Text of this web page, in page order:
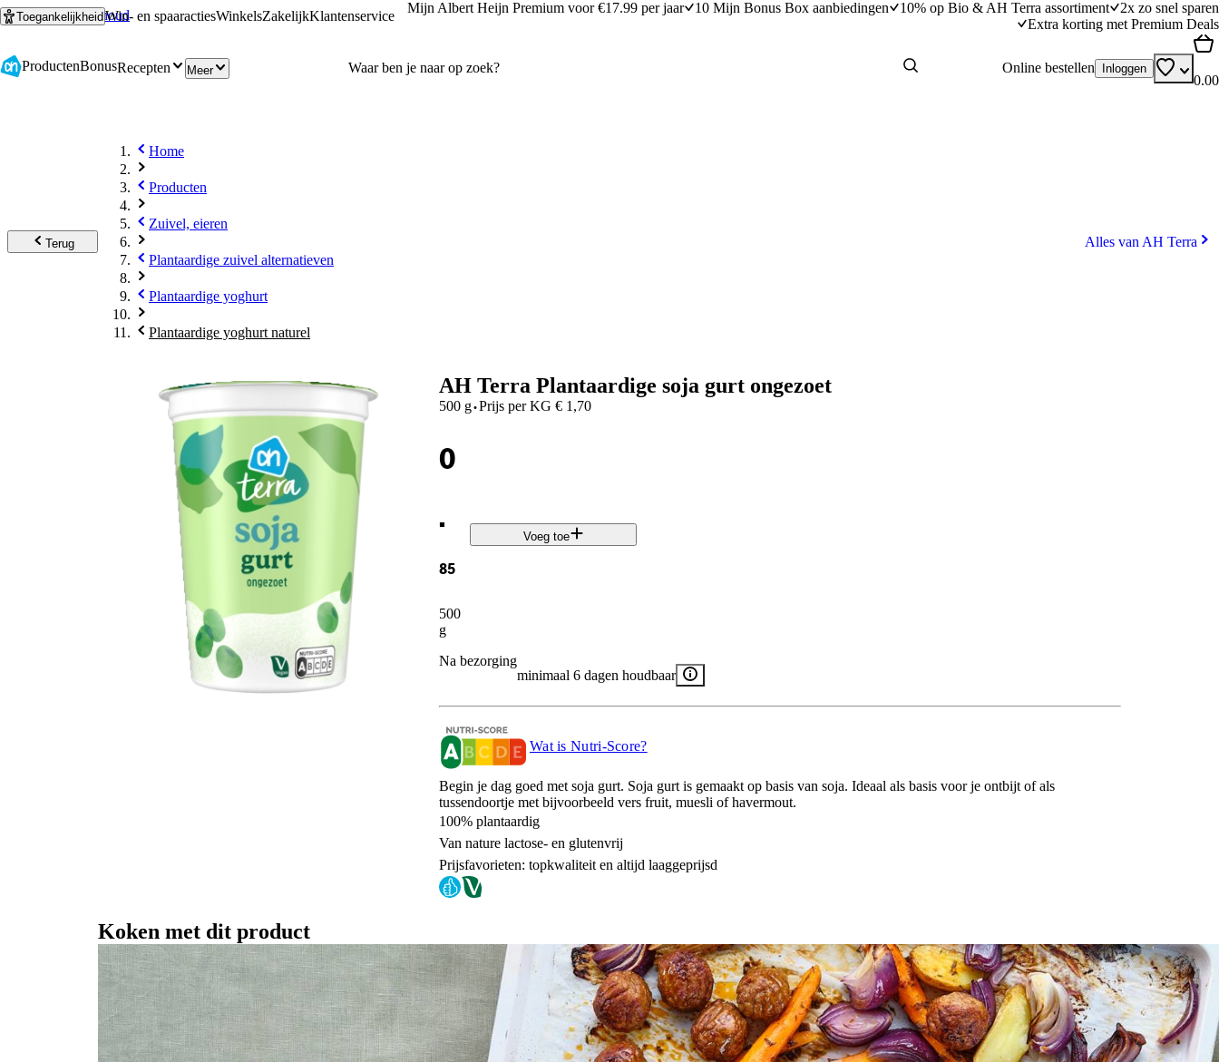
Ga naar hoofdinhoud
Ga naar zoeken
ToegankelijkheidWin- en spaaractiesWinkelsZakelijkKlantenservice
Mijn Albert Heijn Premium voor €17.99 per jaar 10 Mijn Bonus Box aanbiedingen 10% op Bio & AH Terra assortiment
2x zo snel sparen
Extra korting met Premium Deals
ProductenBonusRecepten Meer Online bestellen Inloggen
0.00
Terug
Home
Producten
Zuivel, eieren
Plantaardige zuivel alternatieven
Plantaardige yoghurt
Plantaardige yoghurt naturel
Alles van AH Terra
AH Terra Plantaardige soja gurt ongezoet
500 g·Prijs per KG € 1,70
0
.
85
500
g
Voeg toe
Na bezorging
minimaal 6 dagen houdbaar
Wat is Nutri-Score?
Begin je dag goed met soja gurt. Soja gurt is gemaakt op basis van soja. Ideaal als basis voor je ontbijt of als
tussendoortje met bijvoorbeeld vers fruit, muesli of havermout.
100% plantaardig
Van nature lactose- en glutenvrij
Prijsfavorieten: topkwaliteit en altijd laaggeprijsd
Koken met dit product